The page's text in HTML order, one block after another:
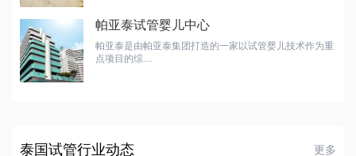
帕亚泰试管婴儿中心
帕亚泰是由帕亚泰集团打造的一家以试管婴儿技术作为重
点项目的综…
泰国试管行业动态 更多